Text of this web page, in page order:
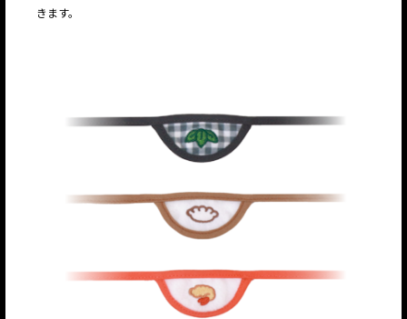
きます。